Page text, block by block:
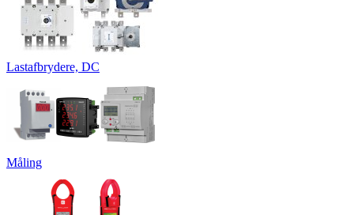
Lastafbrydere, DC
Måling